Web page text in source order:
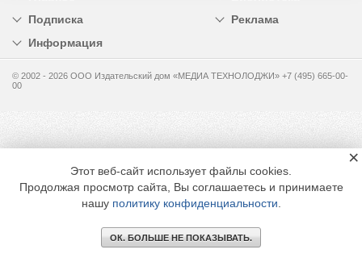
Подписка
Реклама
Информация
© 2002 - 2026 OOO Издательский дом «МЕДИА ТЕХНОЛОДЖИ» +7 (495) 665-00-
00
Этот веб-сайт использует файлы cookies.
Продолжая просмотр сайта, Вы соглашаетесь и принимаете
нашу политику конфиденциальности
ОК. БОЛЬШЕ НЕ ПОКАЗЫВАТЬ.
×